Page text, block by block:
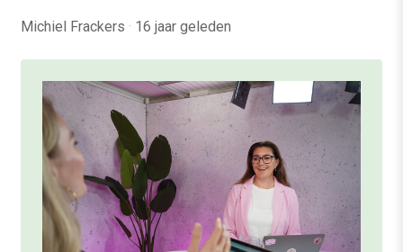
Michiel Frackers · 16 jaar geleden